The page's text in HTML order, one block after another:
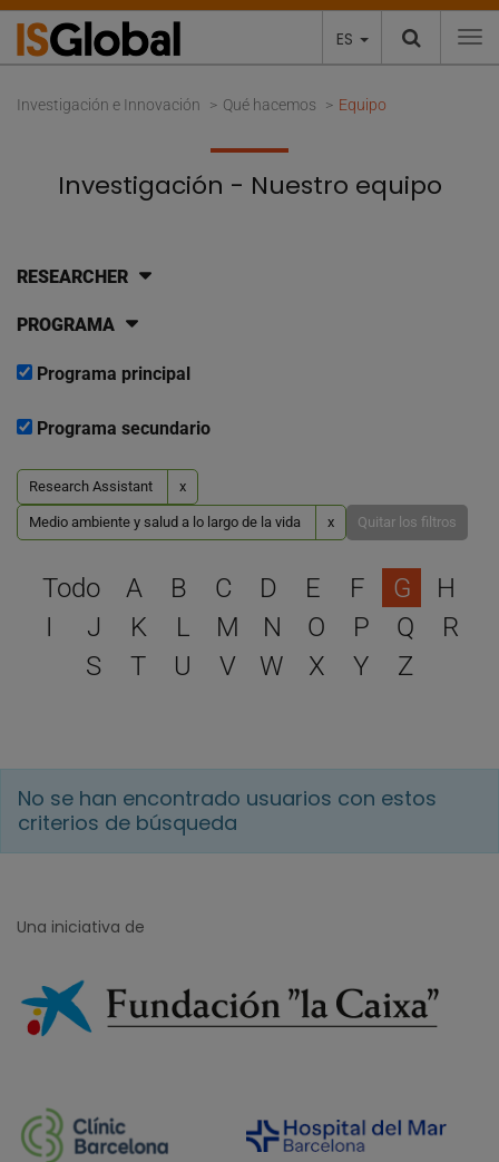
ES
Investigación e Innovación Qué hacemos Equipo
Investigación - Nuestro equipo
RESEARCHER
PROGRAMA
Programa principal
Programa secundario
Research Assistant x
Medio ambiente y salud a lo largo de la vida x Quitar los filtros
Selecciona una letra
Todo A B C D E F G
H
I
J K L M N O P Q
R
S
T U V W X Y Z
No se han encontrado usuarios con estos
criterios de búsqueda
Una iniciativa de